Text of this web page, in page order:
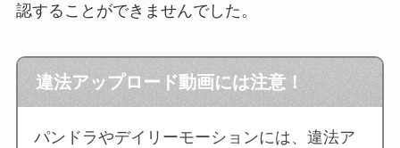
認することができませんでした。
違法アップロード動画には注意！
パンドラやデイリーモーションには、違法ア